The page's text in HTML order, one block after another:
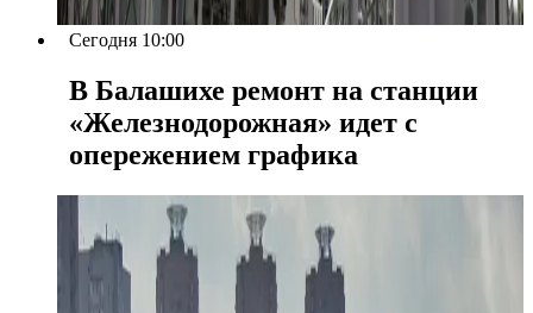
Сегодня 10:00
В Балашихе ремонт на станции
«Железнодорожная» идет с
опережением графика